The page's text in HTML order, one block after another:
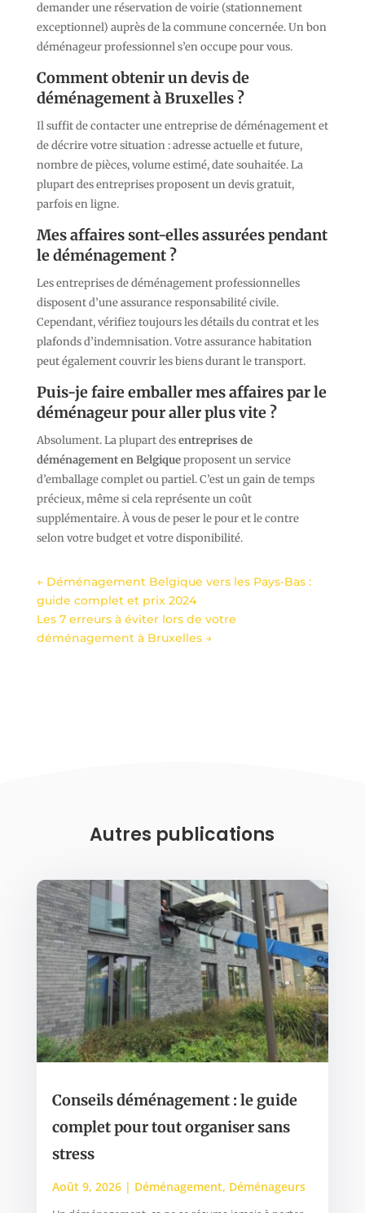
demander une réservation de voirie (stationnement
exceptionnel) auprès de la commune concernée. Un bon
déménageur professionnel s’en occupe pour vous.
Comment obtenir un devis de
déménagement à Bruxelles ?
Il suffit de contacter une entreprise de déménagement et
de décrire votre situation : adresse actuelle et future,
nombre de pièces, volume estimé, date souhaitée. La
plupart des entreprises proposent un devis gratuit,
parfois en ligne.
Mes affaires sont-elles assurées pendant
le déménagement ?
Les entreprises de déménagement professionnelles
disposent d’une assurance responsabilité civile.
Cependant, vérifiez toujours les détails du contrat et les
plafonds d’indemnisation. Votre assurance habitation
peut également couvrir les biens durant le transport.
Puis-je faire emballer mes affaires par le
déménageur pour aller plus vite ?
Absolument. La plupart desentreprises de
déménagement en Belgiqueproposent un service
d’emballage complet ou partiel. C’est un gain de temps
précieux, même si cela représente un coût
supplémentaire. À vous de peser le pour et le contre
selon votre budget et votre disponibilité.
← Déménagement Belgique vers les Pays-Bas :
guide complet et prix 2024
Les 7 erreurs à éviter lors de votre
déménagement à Bruxelles→
Autres publications
Conseils déménagement : le guide
complet pour tout organiser sans
stress
Août 9, 2026| Déménagement, Déménageurs